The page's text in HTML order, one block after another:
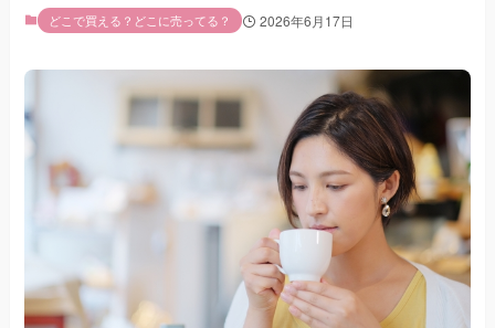
どこで買える？どこに売ってる？ 2026年6月17日